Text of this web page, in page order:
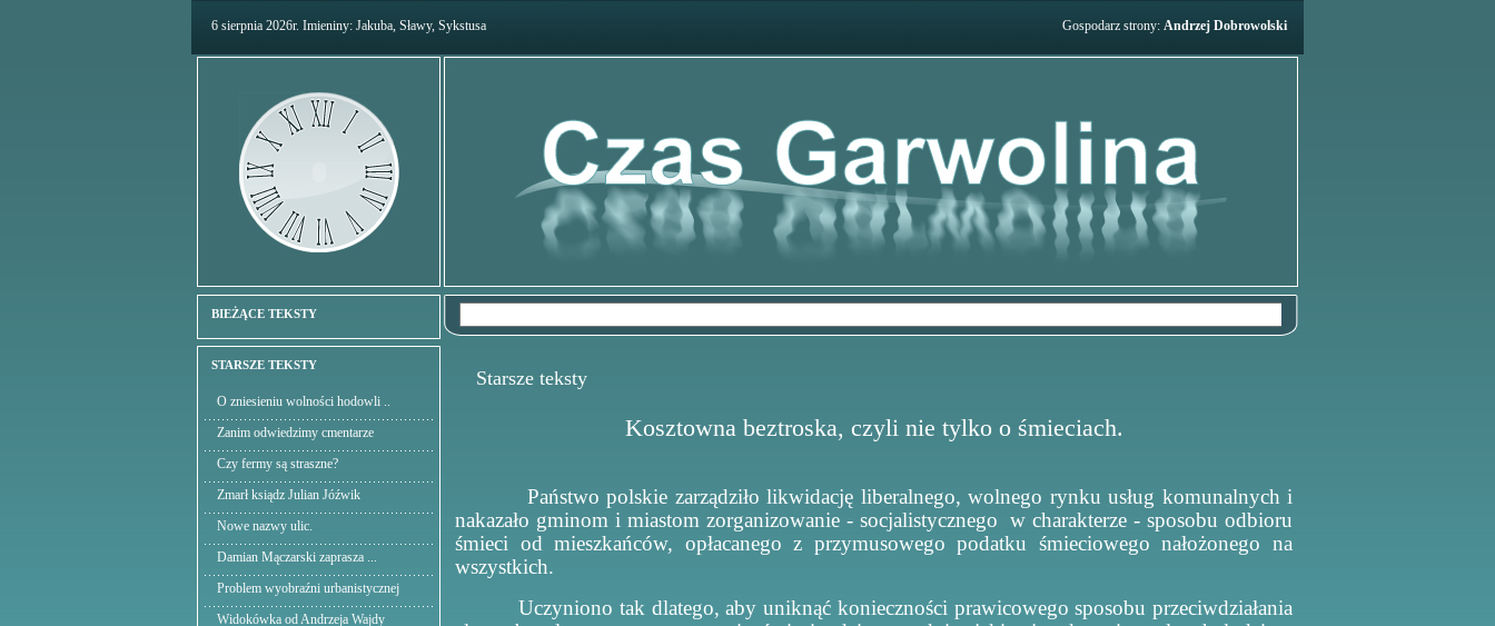
6 sierpnia 2026r. Imieniny: Jakuba, Sławy, Sykstusa Gospodarz strony: Andrzej Dobrowolski
BIEŻĄCE TEKSTY
STARSZE TEKSTY
O zniesieniu wolności hodowli ..
Zanim odwiedzimy cmentarze
Czy fermy są straszne?
Zmarł ksiądz Julian Jóźwik
Nowe nazwy ulic.
Damian Mączarski zaprasza ...
Problem wyobraźni urbanistycznej
Widokówka od Andrzeja Wajdy
Starsze teksty
Kosztowna beztroska, czyli nie tylko o śmieciach.
Państwo polskie zarządziło likwidację liberalnego, wolnego rynku usług komunalnych i
nakazało gminom i miastom zorganizowanie - socjalistycznego w charakterze - sposobu odbioru
śmieci od mieszkańców, opłacanego z przymusowego podatku śmieciowego nałożonego na
wszystkich.
Uczyniono tak dlatego, aby uniknąć konieczności prawicowego sposobu przeciwdziałania